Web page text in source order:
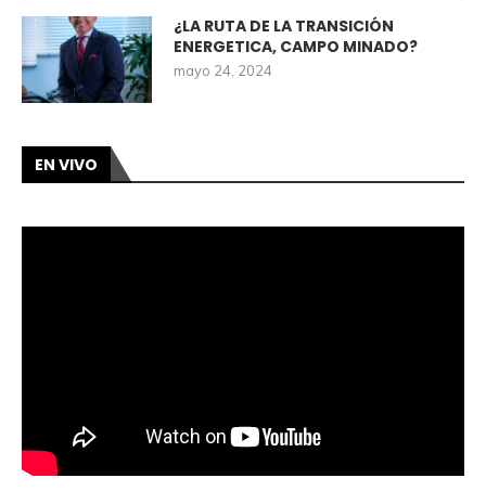
¿LA RUTA DE LA TRANSICIÓN
ENERGETICA, CAMPO MINADO?
mayo 24, 2024
EN VIVO